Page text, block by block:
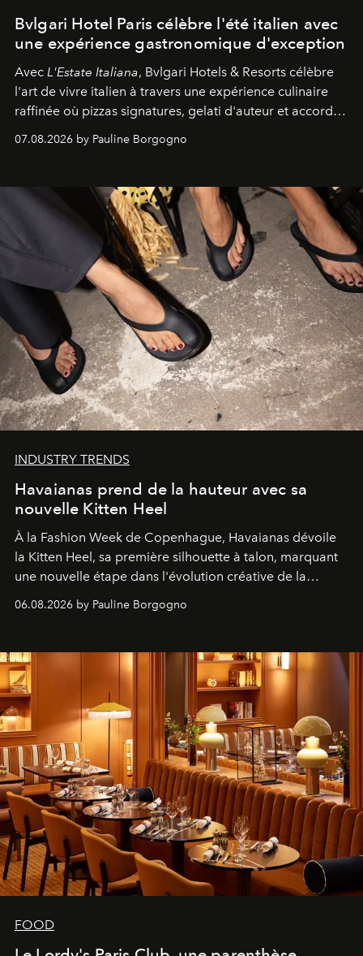
Bvlgari Hotel Paris célèbre l'été italien avec
une expérience gastronomique d'exception
Avec L'Estate Italiana, Bvlgari Hotels & Resorts célèbre
l'art de vivre italien à travers une expérience culinaire
raffinée où pizzas signatures, gelati d'auteur et accords
07.08.2026 by Pauline Borgogno
INDUSTRY TRENDS
Havaianas prend de la hauteur avec sa
nouvelle Kitten Heel
À la Fashion Week de Copenhague, Havaianas dévoile
la Kitten Heel, sa première silhouette à talon, marquant
une nouvelle étape dans l'évolution créative de la
06.08.2026 by Pauline Borgogno
FOOD